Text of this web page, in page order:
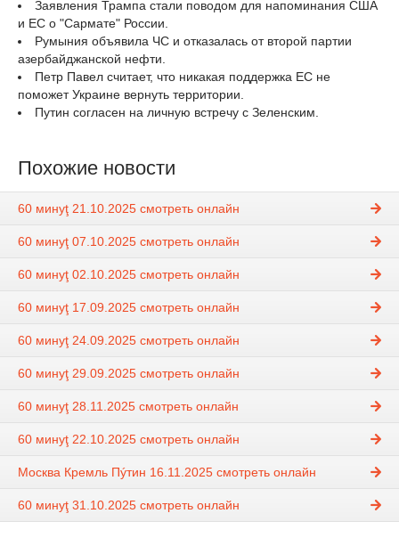
Заявления Трампа стали поводом для напоминания США
и ЕС о "Сармате" России.
Румыния объявила ЧС и отказалась от второй партии
азербайджанской нефти.
Петр Павел считает, что никакая поддержка ЕС не
поможет Украине вернуть территории.
Путин согласен на личную встречу с Зеленским.
Похожие новости
60 минуţ 21.10.2025 смотреть онлайн
60 минуţ 07.10.2025 смотреть онлайн
60 минуţ 02.10.2025 смотреть онлайн
60 минуţ 17.09.2025 смотреть онлайн
60 минуţ 24.09.2025 смотреть онлайн
60 минуţ 29.09.2025 смотреть онлайн
60 минуţ 28.11.2025 смотреть онлайн
60 минуţ 22.10.2025 смотреть онлайн
Москва Кремль Пýтин 16.11.2025 смотреть онлайн
60 минуţ 31.10.2025 смотреть онлайн